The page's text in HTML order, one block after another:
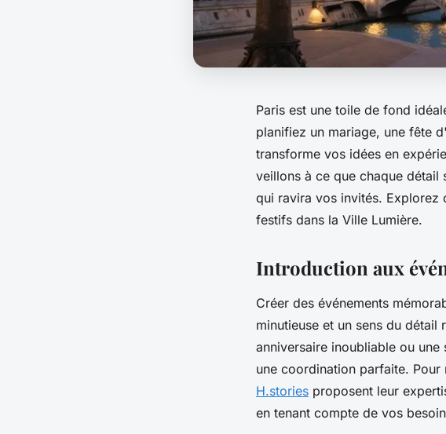
Paris est une toile de fond
planifiez un mariage, une fête
transforme vos idées en
veillons à ce que chaque détail
qui ravira vos invités. Explorez
festifs dans la Ville Lumière.
Introduction aux
Créer des événements
minutieuse et un sens du
anniversaire inoubliable ou une
une coordination parfaite.
H.stories proposent leur
en tenant compte de vos